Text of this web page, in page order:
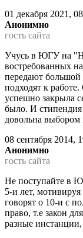
01 декабря 2021,
Анонимно
гость сайта
Учусь в ЮГУ на
востребованных
передают большой
подходят к
успешно закрыла
было. И стипендия
довольна выбором
08 сентября 2014,
Анонимно
гость сайта
Не поступайте в
5-и лет,
говорят о 10-и с
право, т.е закон
разные